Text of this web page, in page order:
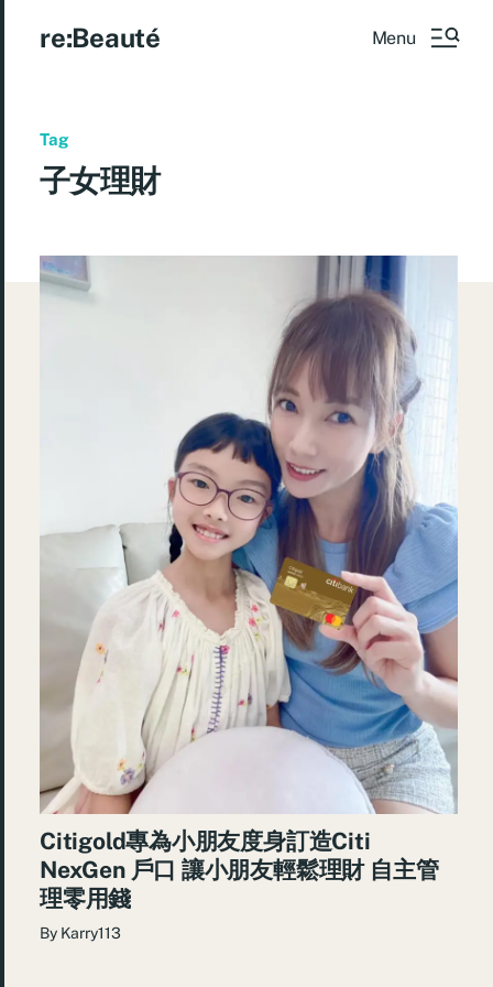
re:Beauté Menu
Tag
子女理財
Citigold專為小朋友度身訂造Citi
NexGen 戶口 讓小朋友輕鬆理財 自主管
理零用錢
By Karry113